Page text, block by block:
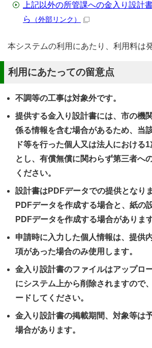
上記以外の所管課への金入り設計
ら
（外部リンク）
本システムの利用にあたり、利用料は
利用にあたっての留意点
不調等の工事は対象外です。
提供する金入り設計書には、市の機
係る情報を含む場合があるため、当
ド等を行った個人又は法人における
とし、有償無償に関わらず第三者へ
ください。
設計書はPDFデータでの提供となり
PDFデータを作成する場合と、紙の
PDFデータを作成する場合があります
申請時に入力した個人情報は、提供
項があった場合のみ使用します。
金入り設計書のファイルはアップロ
にシステム上から削除されますので
ードしてください。
金入り設計書の掲載期間、対象等は
場合があります。